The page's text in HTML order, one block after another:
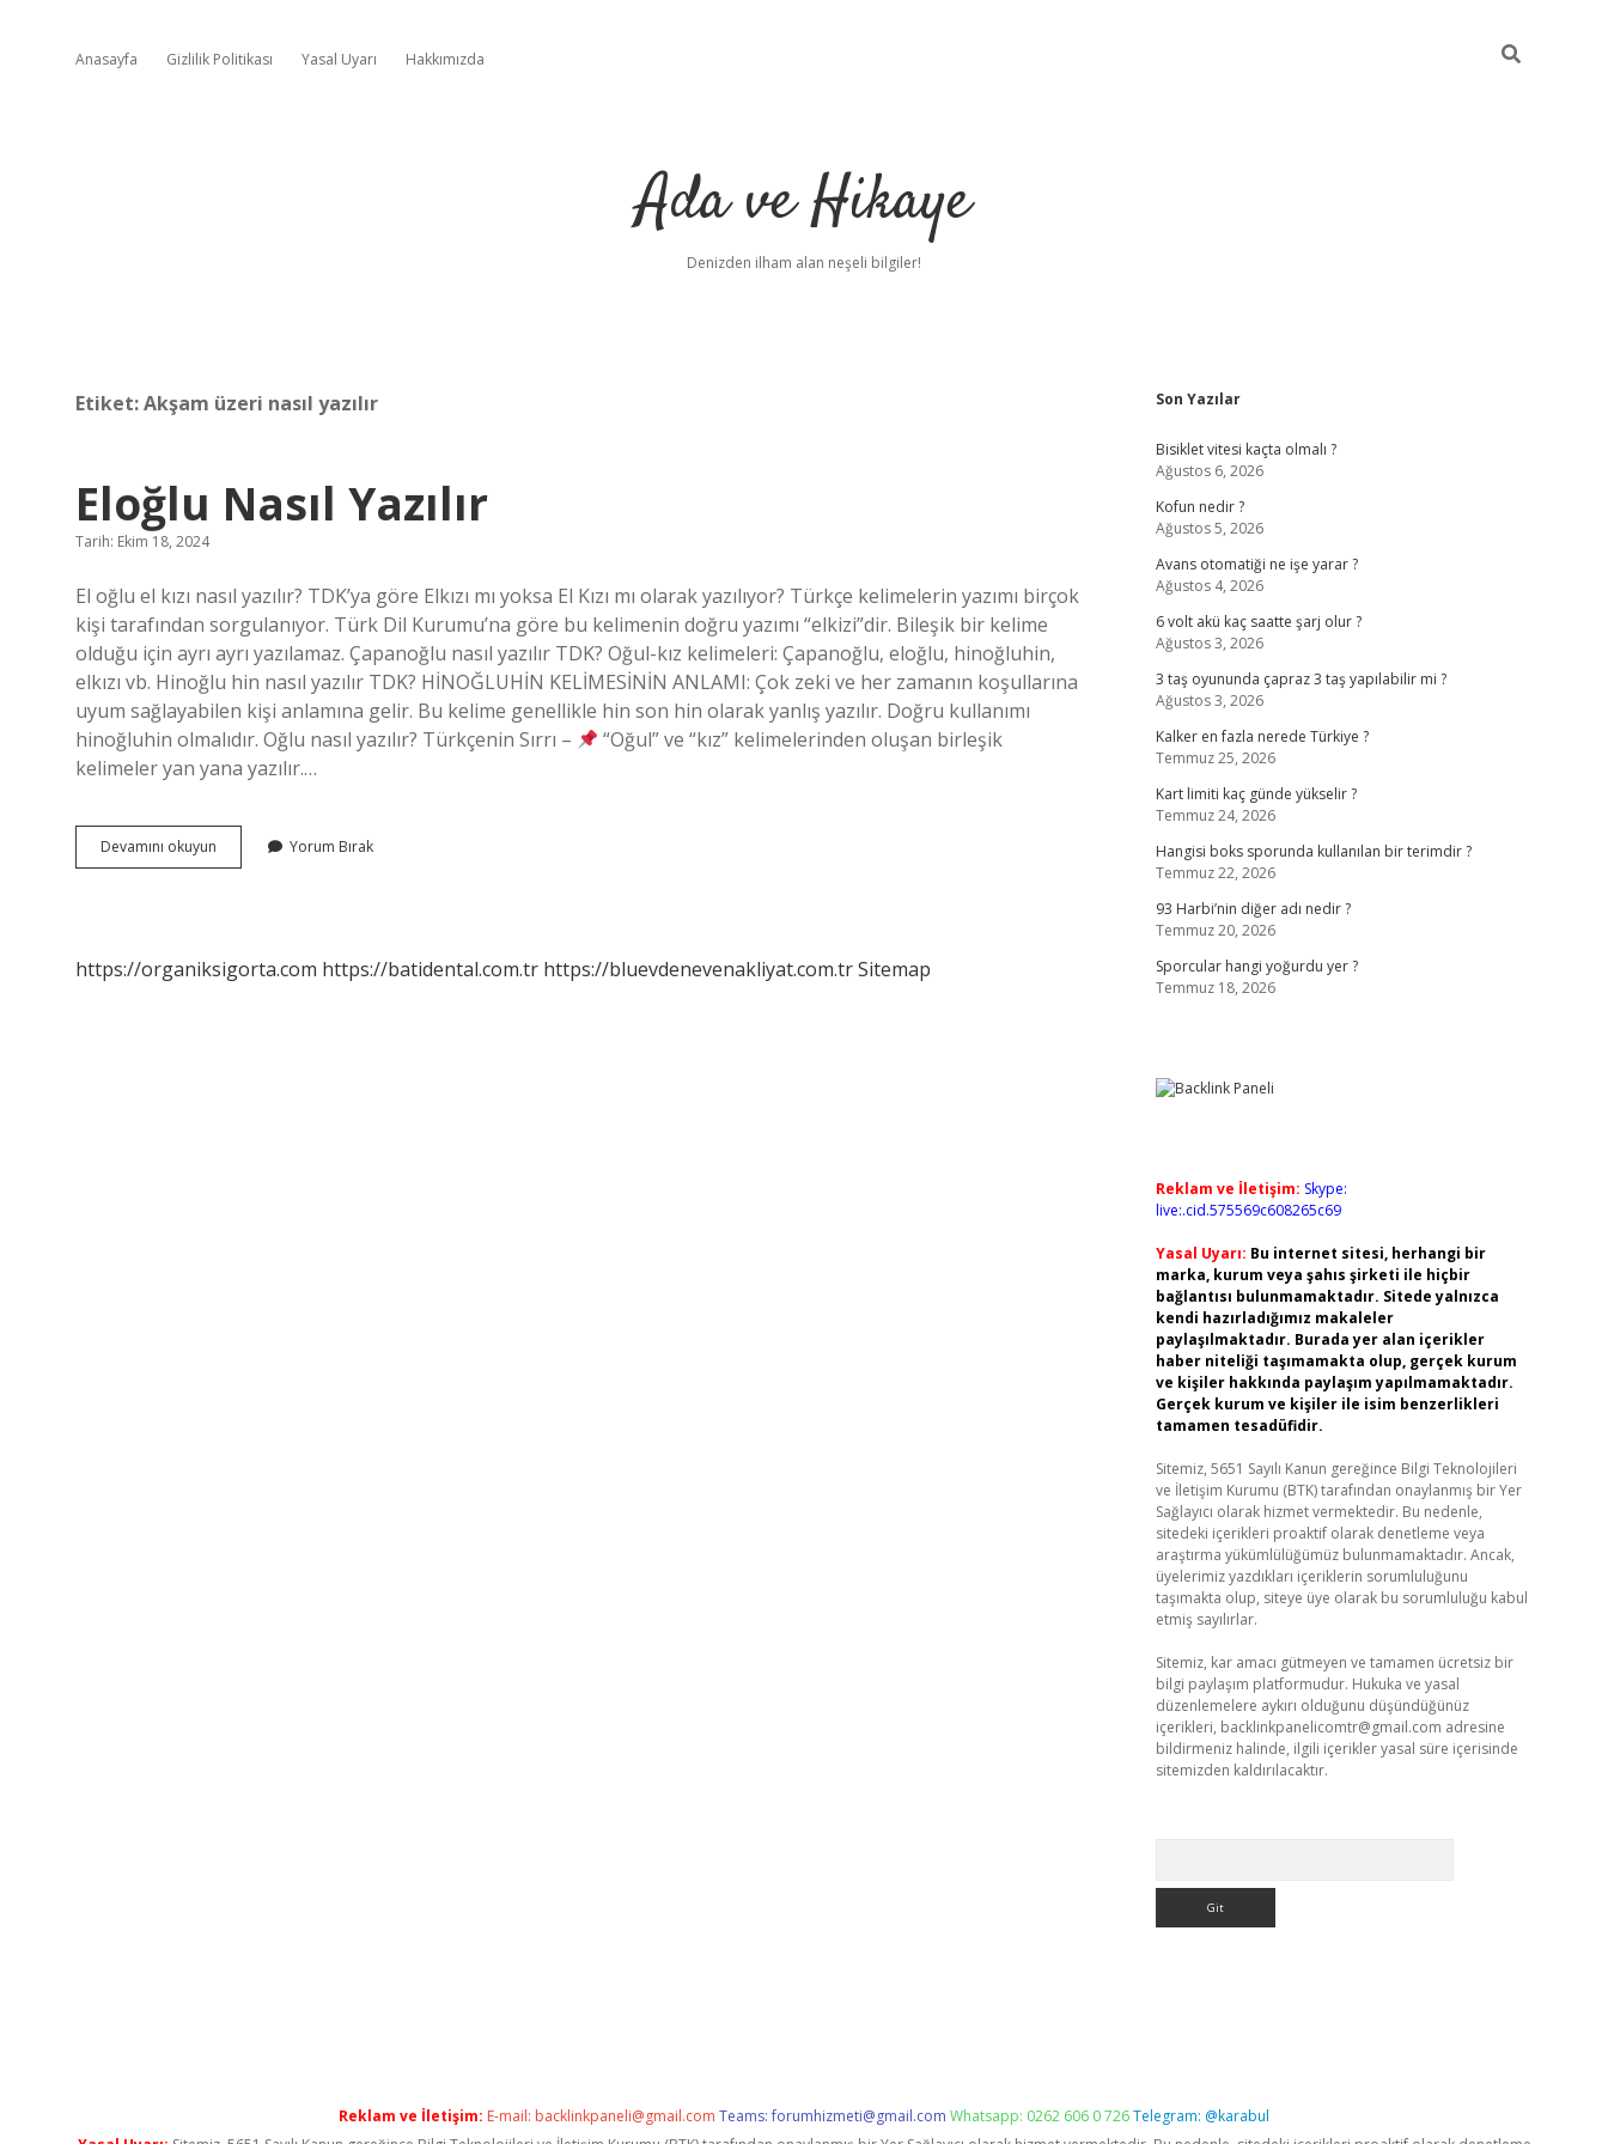
Anasayfa Gizlilik Politikası Yasal Uyarı Hakkımızda
Ada ve Hikaye
Denizden ilham alan neşeli bilgiler!
Etiket:Akşam üzeri nasıl yazılır
Eloğlu Nasıl Yazılır
Tarih: Ekim 18, 2024
El oğlu el kızı nasıl yazılır? TDK’ya göre Elkızı mı yoksa El Kızı mı olarak yazılıyor? Türkçe kelimelerin yazımı birçok
kişi tarafından sorgulanıyor. Türk Dil Kurumu’na göre bu kelimenin doğru yazımı “elkizi”dir. Bileşik bir kelime
olduğu için ayrı ayrı yazılamaz. Çapanoğlu nasıl yazılır TDK? Oğul-kız kelimeleri: Çapanoğlu, eloğlu, hinoğluhin,
elkızı vb. Hinoğlu hin nasıl yazılır TDK? HİNOĞLUHİN KELİMESİNİN ANLAMI: Çok zeki ve her zamanın koşullarına
uyum sağlayabilen kişi anlamına gelir. Bu kelime genellikle hin son hin olarak yanlış yazılır. Doğru kullanımı
hinoğluhin olmalıdır. Oğlu nasıl yazılır? Türkçenin Sırrı –
“Oğul” ve “kız” kelimelerinden oluşan birleşik
kelimeler yan yana yazılır.…
Devamını okuyun
Nasıl
Yorum Bırak
https://organiksigorta.com https://batidental.com.tr https://bluevdenevenakliyat.com.trSitemap
Sidebar
Son Yazılar
Bisiklet vitesi kaçta olmalı ?
Ağustos 6, 2026
Kofun nedir ?
Ağustos 5, 2026
Avans otomatiği ne işe yarar ?
Ağustos 4, 2026
6 volt akü kaç saatte şarj olur ?
Ağustos 3, 2026
3 taş oyununda çapraz 3 taş yapılabilir mi ?
Ağustos 3, 2026
Kalker en fazla nerede Türkiye ?
Temmuz 25, 2026
Kart limiti kaç günde yükselir ?
Temmuz 24, 2026
Hangisi boks sporunda kullanılan bir terimdir ?
Temmuz 22, 2026
93 Harbi’nin diğer adı nedir ?
Temmuz 20, 2026
Sporcular hangi yoğurdu yer ?
Temmuz 18, 2026
Reklam ve İletişim: Skype:
live:.cid.575569c608265c69
Yasal Uyarı: Bu internet sitesi, herhangi bir
marka, kurum veya şahıs şirketi ile hiçbir
bağlantısı bulunmamaktadır. Sitede yalnızca
kendi hazırladığımız makaleler
paylaşılmaktadır. Burada yer alan içerikler
haber niteliği taşımamakta olup, gerçek kurum
ve kişiler hakkında paylaşım yapılmamaktadır.
Gerçek kurum ve kişiler ile isim benzerlikleri
tamamen tesadüfidir.
Sitemiz, 5651 Sayılı Kanun gereğince Bilgi Teknolojileri
ve İletişim Kurumu (BTK) tarafından onaylanmış bir Yer
Sağlayıcı olarak hizmet vermektedir. Bu nedenle,
sitedeki içerikleri proaktif olarak denetleme veya
araştırma yükümlülüğümüz bulunmamaktadır. Ancak,
üyelerimiz yazdıkları içeriklerin sorumluluğunu
taşımakta olup, siteye üye olarak bu sorumluluğu kabul
etmiş sayılırlar.
Sitemiz, kar amacı gütmeyen ve tamamen ücretsiz bir
bilgi paylaşım platformudur. Hukuka ve yasal
düzenlemelere aykırı olduğunu düşündüğünüz
içerikleri, backlinkpanelicomtr@gmail.com adresine
bildirmeniz halinde, ilgili içerikler yasal süre içerisinde
sitemizden kaldırılacaktır.
Reklam ve İletişim: E-mail: backlinkpaneli@gmail.com Teams:forumhizmeti@gmail.com Whatsapp: 0262 606 0 726Telegram: @karabul